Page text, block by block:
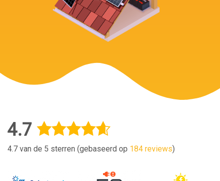
4.7
4.7 van de 5 sterren (gebaseerd op 184 reviews)